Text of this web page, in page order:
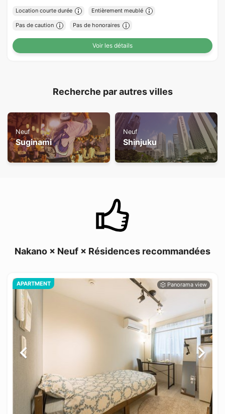
Location courte durée Entièrement meublé
Pas de caution Pas de honoraires
Voir les détails
Recherche par autres villes
Neuf
Suginami
Neuf
Shinjuku
Nakano × Neuf × Résidences recommandées
APARTMENT